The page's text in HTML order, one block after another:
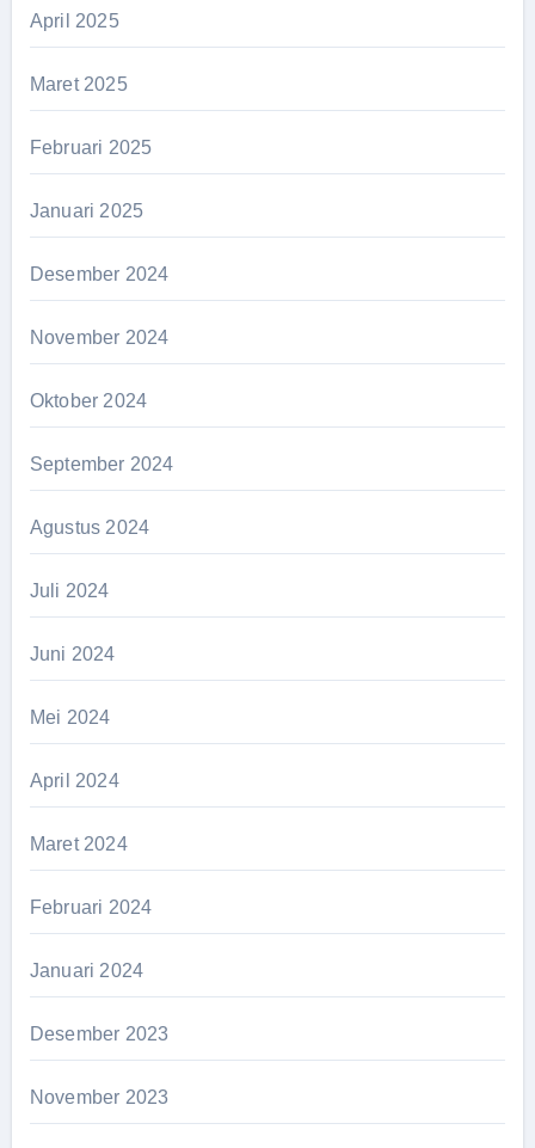
April 2025
Maret 2025
Februari 2025
Januari 2025
Desember 2024
November 2024
Oktober 2024
September 2024
Agustus 2024
Juli 2024
Juni 2024
Mei 2024
April 2024
Maret 2024
Februari 2024
Januari 2024
Desember 2023
November 2023